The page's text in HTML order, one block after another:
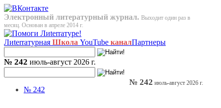
Электронный литературный журнал. Выходит один раз в
месяц. Основан в апреле 2014 г.
Лиterraтурная Школа YouTube каналПартнеры
№ 242 июль-август 2026 г.
№ 242
№ 242 июль-август 2026 г.